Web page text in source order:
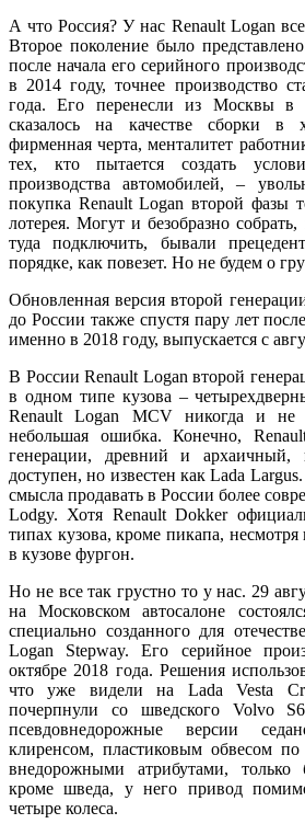
А что Россия? У нас Renault Logan
Второе поколение было
после начала его серийного
в 2014 году, точнее производство
года. Его перенесли из Москвы в
сказалось на качестве сборки в
фирменная черта, менталитет
тех, кто пытается создать
производства автомобилей, –
покупка Renault Logan второй фазы
лотерея. Могут и безобразно
туда подключить, бывали
порядке, как повезет. Но не будем о
Обновленная версия второй
до России также спустя пару лет
именно в 2018 году, выпускается с
В России Renault Logan второй
в одном типе кузова –
Renault Logan MCV никогда и не
небольшая ошибка. Конечно,
генерации, древний и архаичный,
доступен, но известен как Lada
смысла продавать в России более
Lodgy. Хотя Renault Dokker
типах кузова, кроме пикапа,
в кузове фургон.
Но не все так грустно то у нас. 29
на Московском автосалоне
специально созданного для
Logan Stepway. Его серийное
октябре 2018 года. Решения
что уже видели на Lada Vesta
почерпнули со шведского Volvo
псевдовнедорожные версии
клиренсом, пластиковым обвесом
внедорожными атрибутами, только
кроме шведа, у него привод
четыре колеса.